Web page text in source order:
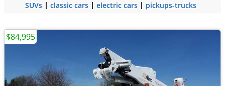
SUVs classic cars electric cars pickups-trucks
$84,995